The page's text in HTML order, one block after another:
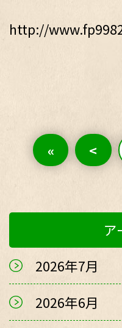
http://
« <
ア
2026年7月
2026年6月